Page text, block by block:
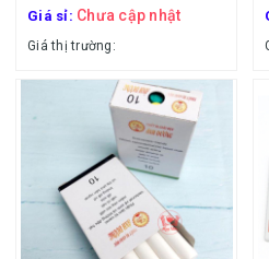
Giá sỉ: Chưa cập nhật
Giá thị trường: